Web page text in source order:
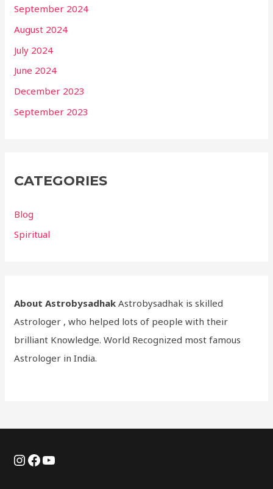
September 2024
August 2024
July 2024
June 2024
December 2023
September 2023
CATEGORIES
Blog
Spiritual
About Astrobysadhak Astrobysadhak is skilled
Astrologer , who helped lots of people with their
brilliant Knowledge. World Recognized most famous
Astrologer in India.